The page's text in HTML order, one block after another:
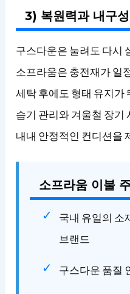
3) 복원력과 내구성
구스다운은 눌려도 다시
소프라움은 충전재가 일
세탁 후에도 형태 유지가
습기 관리와 겨울철 장기
내내 안정적인 컨디션을
소프라움 이불
국내 유일의 소
브랜드
구스다운 품질